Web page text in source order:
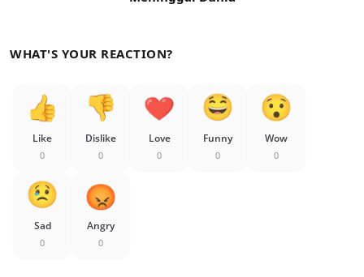
WHAT'S YOUR REACTION?
Like
0
Dislike
0
Love
0
Funny
0
Wow
0
Sad
0
Angry
0